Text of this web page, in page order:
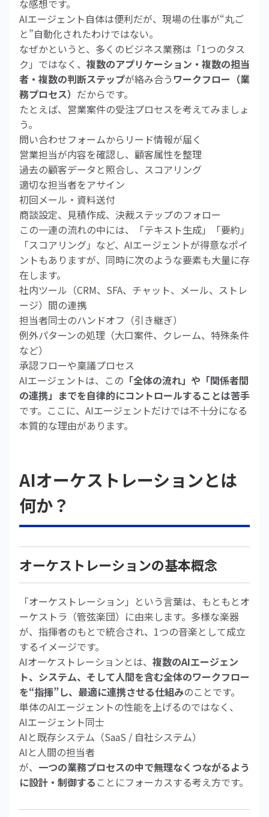
な感想です。
AIエージェント自体は便利だが、現場の仕事が“丸ご
と”自動化されたわけではない。
なぜかというと、多くのビジネス業務は「1つのタス
ク」ではなく、 複数のアプリケーション・複数の担当
者・複数の判断ステップが絡み合うワークフロー（業
務プロセス） だからです。
たとえば、営業案件の受注プロセスを考えてみましょ
う。
問い合わせフォームからリード情報が届く
営業担当が内容を確認し、顧客属性を整理
過去の顧客データと照合し、スコアリング
適切な担当者をアサイン
初回メール・資料送付
商談設定、見積作成、決裁ステップのフォロー
この一連の流れの中には、「テキスト生成」「要約」
「スコアリング」など、AIエージェントが得意なポイ
ントもありますが、同時に次のような要素も大量に存
在します。
社内ツール（CRM、SFA、チャット、メール、ストレ
ージ）間の連携
担当者同士のハンドオフ（引き継ぎ）
例外パターンの処理（大口案件、クレーム、特殊条件
など）
承認フローや稟議プロセス
AIエージェントは、この 「全体の流れ」や「関係者間
の連携」までを自律的にコントロールすることは苦手
です。ここに、AIエージェントだけでは不十分になる
本質的な理由があります。
AIオーケストレーションとは
何か？
オーケストレーションの基本概念
「オーケストレーション」という言葉は、もともとオ
ーケストラ（管弦楽団）に由来します。多様な楽器
が、指揮者のもとで統合され、1つの音楽として成立
するイメージです。
AIオーケストレーションとは、 複数のAIエージェン
ト、システム、そして人間を含む全体のワークフロー
を“指揮”し、最適に連携させる仕組みのことです。
単体のAIエージェントの性能を上げるのではなく、
AIエージェント同士
AIと既存システム（SaaS / 自社システム）
AIと人間の担当者
が、 一つの業務プロセスの中で無理なくつながるよう
に設計・制御する ことにフォーカスする考え方です。